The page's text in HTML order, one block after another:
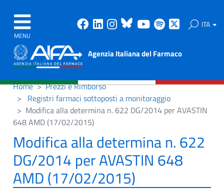
MENU
Facebook
Linkedin
Instagram
Bluesky
Youtube
Spotify ITA
Agenzia Italiana del Farmaco
Home
Prezzi e Rimborso
Registri farmaci sottoposti a monitoraggio
Modifica alla determina n. 622 DG/2014 per AVASTIN
648 AMD (17/02/2015)
Modifica alla determina n. 622
DG/2014 per AVASTIN 648
AMD (17/02/2015)